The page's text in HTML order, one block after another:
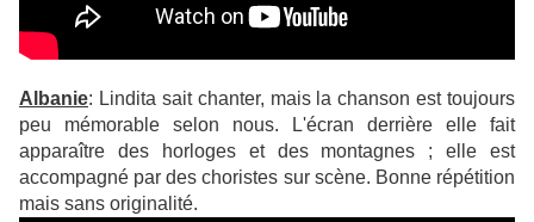
Albanie: Lindita sait chanter, mais la chanson est toujours
peu mémorable selon nous. L'écran derrière elle fait
apparaître des horloges et des montagnes ; elle est
accompagné par des choristes sur scène. Bonne répétition
mais sans originalité.